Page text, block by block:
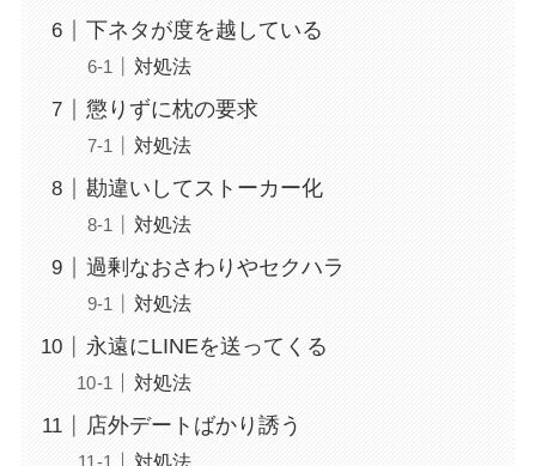
下ネタが度を越している
対処法
懲りずに枕の要求
対処法
勘違いしてストーカー化
対処法
過剰なおさわりやセクハラ
対処法
永遠にLINEを送ってくる
対処法
店外デートばかり誘う
対処法